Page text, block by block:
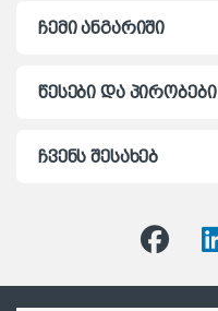
ჩემი ანგარიში
წესები და პირობები
ჩვენს შესახებ